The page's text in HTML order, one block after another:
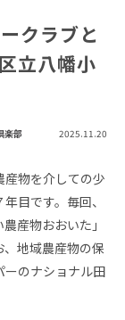
クラブと
立八幡小
楽部 2025.11.20
物を介しての少
目です。毎回、
産物おおいた」
地域農産物の保
ーのナショナル田